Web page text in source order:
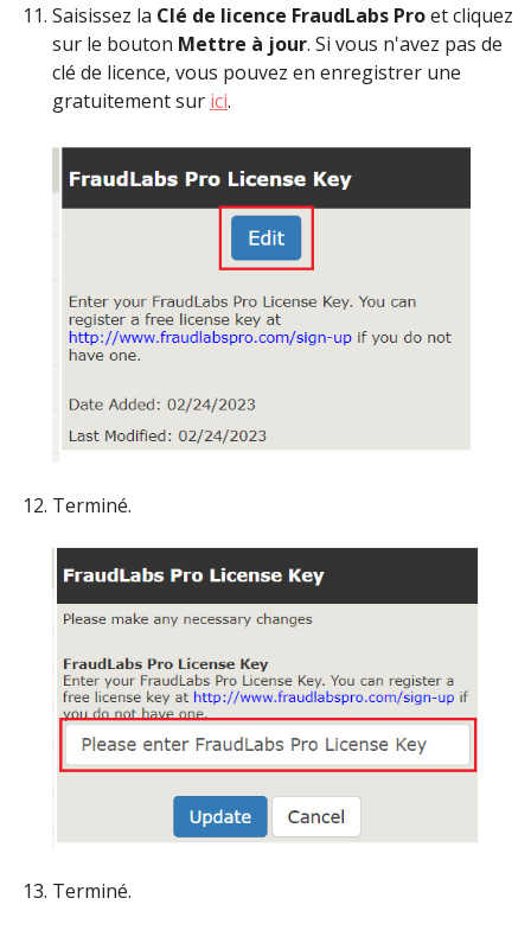
Saisissez la Clé de licence FraudLabs Proet cliquez
sur le bouton Mettre à jour. Si vous n'avez pas de
clé de licence, vous pouvez en enregistrer une
gratuitement sur ici.
Terminé.
Terminé.